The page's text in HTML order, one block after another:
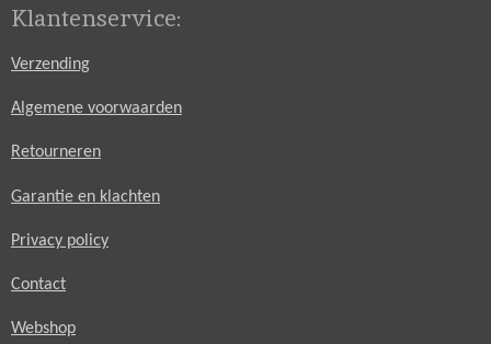
Klantenservice:
Verzending
Algemene voorwaarden
Retourneren
Garantie en klachten
Privacy policy
Contact
Webshop